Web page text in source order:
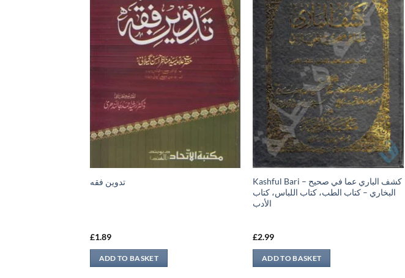
تدوين فقه
£1.89
ADD TO BASKET
Kashful Bari – كشف الباري عما في صحيح
البخاري – كتاب الطب، كتاب اللباس، كتاب
الأدب
£2.99
ADD TO BASKET